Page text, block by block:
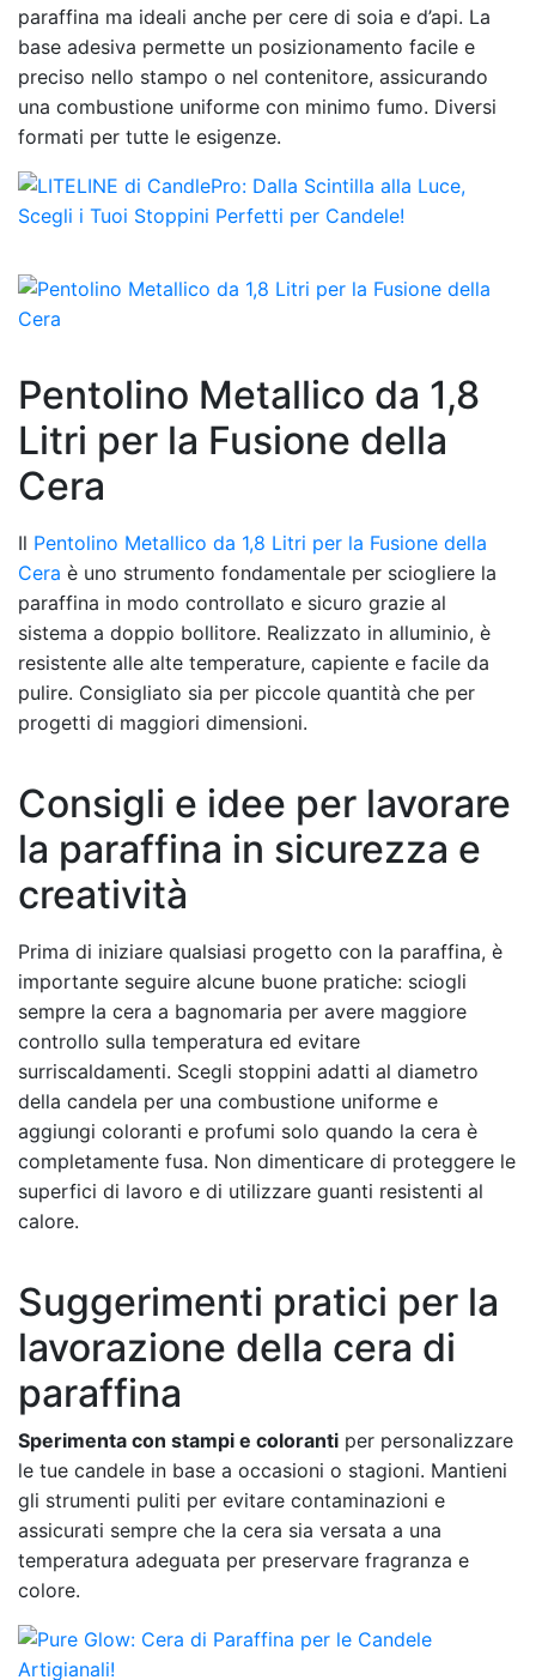
paraffina ma ideali anche per cere di soia e d’api. La
base adesiva permette un posizionamento facile e
preciso nello stampo o nel contenitore, assicurando
una combustione uniforme con minimo fumo. Diversi
formati per tutte le esigenze.
Pentolino Metallico da 1,8
Litri per la Fusione della
Cera
Il Pentolino Metallico da 1,8 Litri per la Fusione della
Cera è uno strumento fondamentale per sciogliere la
paraffina in modo controllato e sicuro grazie al
sistema a doppio bollitore. Realizzato in alluminio, è
resistente alle alte temperature, capiente e facile da
pulire. Consigliato sia per piccole quantità che per
progetti di maggiori dimensioni.
Consigli e idee per lavorare
la paraffina in sicurezza e
creatività
Prima di iniziare qualsiasi progetto con la paraffina, è
importante seguire alcune buone pratiche: sciogli
sempre la cera a bagnomaria per avere maggiore
controllo sulla temperatura ed evitare
surriscaldamenti. Scegli stoppini adatti al diametro
della candela per una combustione uniforme e
aggiungi coloranti e profumi solo quando la cera è
completamente fusa. Non dimenticare di proteggere le
superfici di lavoro e di utilizzare guanti resistenti al
calore.
Suggerimenti pratici per la
lavorazione della cera di
paraffina
Sperimenta con stampi e coloranti per personalizzare
le tue candele in base a occasioni o stagioni. Mantieni
gli strumenti puliti per evitare contaminazioni e
assicurati sempre che la cera sia versata a una
temperatura adeguata per preservare fragranza e
colore.